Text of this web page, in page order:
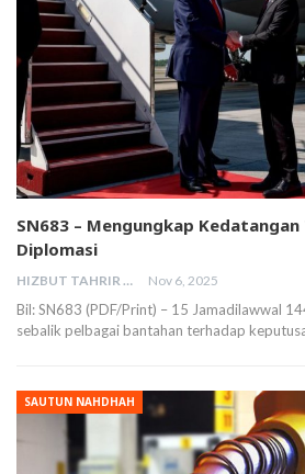
SN683 – Mengungkap
Diplomasi
HIZBUT TAHRIR MALAYSIA Nov 6, 2025
Bil: SN683 (PDF/Print) – 15 Jamadilawwal
sebalik pelbagai bantahan terhadap
SAUTUN NAHDHAH